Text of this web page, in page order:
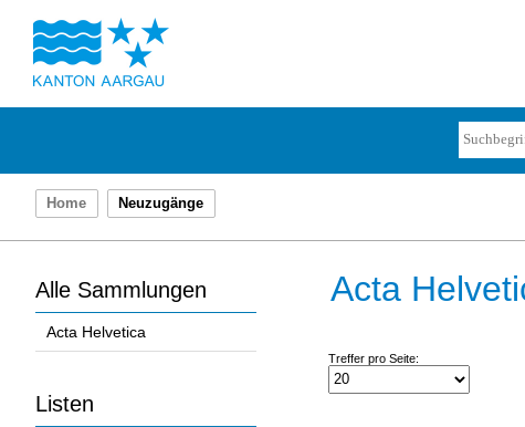
Home Neuzugänge
Alle Sammlungen
Acta Helvetica
Listen
Acta
Treffer pro Seite: